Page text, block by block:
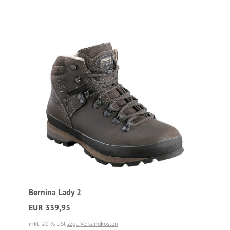
Bernina Lady 2
EUR 339,95
inkl. 20 % USt zzgl. Versandkosten